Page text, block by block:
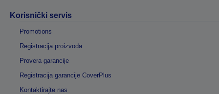
Korisnički servis
Promotions
Registracija proizvoda
Provera garancije
Registracija garancije CoverPlus
Kontaktirajte nas